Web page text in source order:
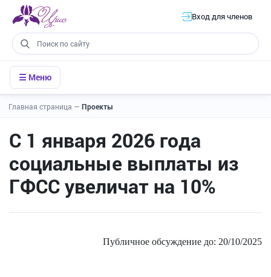
Вход для членов
☰ Меню
Главная страница — Проекты
С 1 января 2026 года
социальные выплаты из
ГФСС увеличат на 10%
Публичное обсуждение до: 20/10/2025